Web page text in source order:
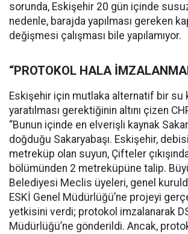
sorunda, Eskişehir 20 gün içinde
nedenle, barajda yapılması gereken
değişmesi çalışması bile yapılamıyor.
“PROTOKOL HALA
Eskişehir için mutlaka alternatif bir su
yaratılması gerektiğinin altını çizen
“Bunun içinde en elverişli kaynak
doğduğu Sakaryabaşı. Eskişehir,
metreküp olan suyun, Çifteler
bölümünden 2 metreküpüne talip.
Belediyesi Meclis üyeleri, genel
ESKİ Genel Müdürlüğü’ne projeyi
yetkisini verdi; protokol imzalanarak
Müdürlüğü’ne gönderildi. Ancak,